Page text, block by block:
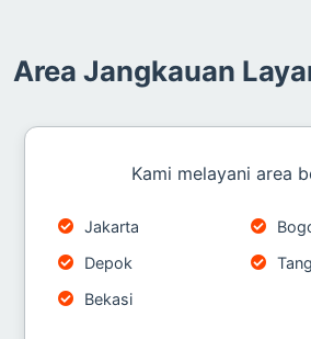
Area Jangkauan
Kami melayani area
Jakarta
Depok
Bekasi